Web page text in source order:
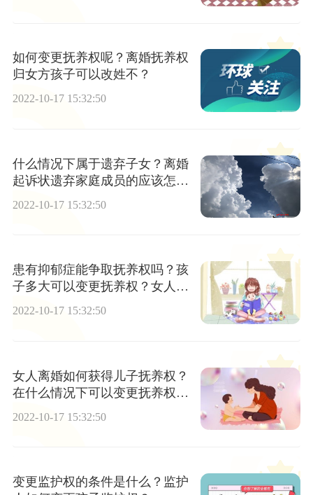
如何变更抚养权呢？离婚抚养权
归女方孩子可以改姓不？
2022-10-17 15:32:50
什么情况下属于遗弃子女？离婚
起诉状遗弃家庭成员的应该怎么
2022-10-17 15:32:50
患有抑郁症能争取抚养权吗？孩
子多大可以变更抚养权？女人如
何争取孩子的抚养权？
2022-10-17 15:32:50
女人离婚如何获得儿子抚养权？
在什么情况下可以变更抚养权？
2022-10-17 15:32:50
变更监护权的条件是什么？监护